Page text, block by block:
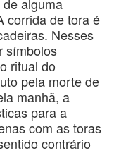
corrida de tora é
Nesses
símbolos
ritual do
pela morte de
manhã, a
para a
com as toras
contrário